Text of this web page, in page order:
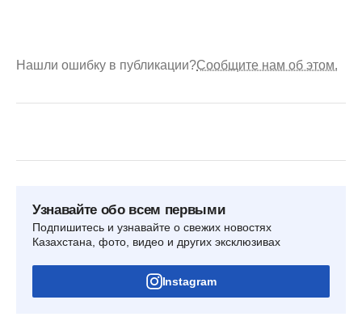
Нашли ошибку в публикации?Сообщите нам об этом.
Узнавайте обо всем первыми
Подпишитесь и узнавайте о свежих новостях
Казахстана, фото, видео и других эксклюзивах
Instagram